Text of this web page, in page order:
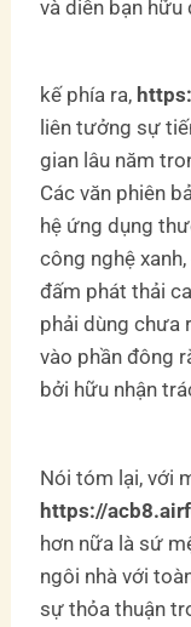
và diễn bạn hữu
kế phía ra,
liên tưởng sự
gian lâu năm
Các văn phiên
hệ ứng dụng
công nghệ
đấm phát thải
phải dùng chưa
vào phần đông
bởi hữu nhận
Nói tóm lại, với
https://
hơn nữa là sứ
ngôi nhà với
sự thỏa thuận